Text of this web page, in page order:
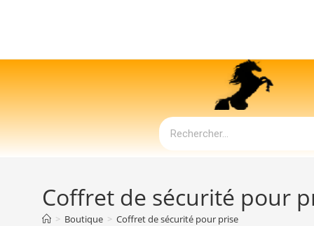
Coffret de sécurité pour
> Boutique > Coffret de sécurité pour prise